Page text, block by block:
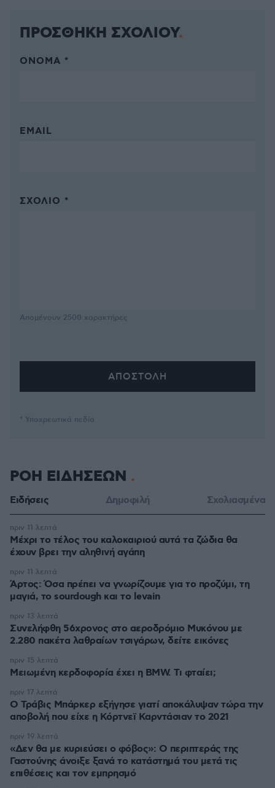
ΠΡΟΣΘΗΚΗ ΣΧΟΛΙΟΥ
ΌΝΟΜΑ *
EMAIL
ΣΧΌΛΙΟ *
Απομένουν 2500 χαρακτήρες
* Υποχρεωτικά πεδία
ΡΟΗ ΕΙΔΗΣΕΩΝ
Ειδήσεις Δημοφιλή Σχολιασμένα
Μέχρι το τέλος του καλοκαιριού αυτά τα ζώδια θα
έχουν βρει την αληθινή αγάπη
πριν 11 λεπτά
Άρτος: Όσα πρέπει να γνωρίζουμε για το προζύμι, τη
μαγιά, το sourdough και το levain
πριν 11 λεπτά
Συνελήφθη 56χρονος στο αεροδρόμιο Μυκόνου με
2.280 πακέτα λαθραίων τσιγάρων, δείτε εικόνες
πριν 13 λεπτά
Μειωμένη κερδοφορία έχει η BMW. Τι φταίει;
πριν 15 λεπτά
O Τράβις Μπάρκερ εξήγησε γιατί αποκάλυψαν τώρα την
αποβολή που είχε η Κόρτνεϊ Καρντάσιαν το 2021
πριν 17 λεπτά
«Δεν θα με κυριεύσει ο φόβος»: Ο περιπτεράς της
Γαστούνης άνοιξε ξανά το κατάστημά του μετά τις
επιθέσεις και τον εμπρησμό
πριν 19 λεπτά